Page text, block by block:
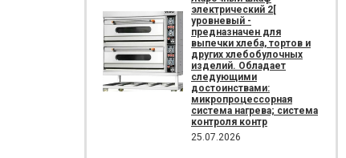
электрический 2[
уровневый -
предназначен для
выпечки хлеба, тортов и
других хлебобулочных
изделий. Обладает
следующими
достоинствами:
микропроцессорная
система нагрева; система
контроля контр
25.07.2026